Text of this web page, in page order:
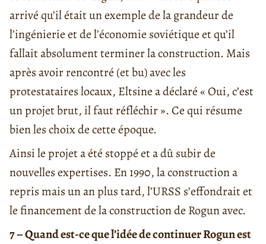
arrivé qu’il était un exemple de la grandeur de
l’ingénierie et de l’économie soviétique et qu’il
fallait absolument terminer la construction. Mais
après avoir rencontré (et bu) avec les
protestataires locaux, Eltsine a déclaré « Oui, c’est
un projet brut, il faut réfléchir ». Ce qui résume
bien les choix de cette époque.
Ainsi le projet a été stoppé et a dû subir de
nouvelles expertises. En 1990, la construction a
repris mais un an plus tard, l’URSS s’effondrait et
le financement de la construction de Rogun avec.
7 – Quand est-ce que l’idée de continuer Rogun est